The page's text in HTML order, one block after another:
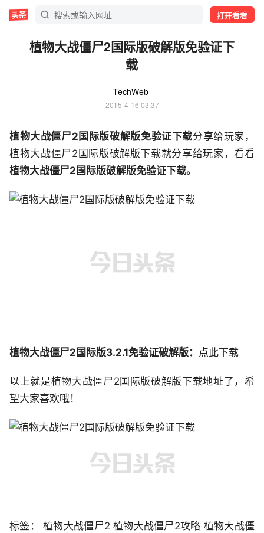
打开看看
植物大战僵尸2国际版破解版免验证下
载
TechWeb
2015-4-16 03:37
植物大战僵尸2国际版破解版免验证下载分享给玩家，
植物大战僵尸2国际版破解版下载就分享给玩家，看看
植物大战僵尸2国际版破解版免验证下载。
植物大战僵尸2国际版3.2.1免验证破解版： 点此下载
以上就是植物大战僵尸2国际版破解版下载地址了，希
望大家喜欢哦！
标签： 植物大战僵尸2 植物大战僵尸2攻略 植物大战僵